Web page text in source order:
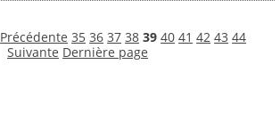
Précédente 35 36 37 38 39 40 41 42 43 44
Suivante Dernière page